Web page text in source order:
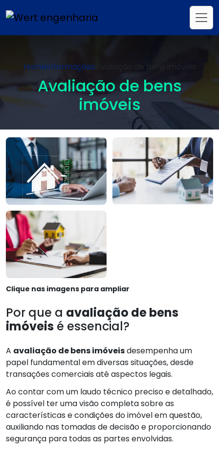
HomeInformações
Avaliação de bens
imóveis
Clique nas imagens para ampliar
Por que a avaliação de bens
imóveis é essencial?
A avaliação de bens imóveisdesempenha um
papel fundamental em diversas situações, desde
transações comerciais até aspectos legais.
Ao contar com um laudo técnico preciso e detalhado,
é possível ter uma visão completa sobre as
características e condições do imóvel em questão,
auxiliando nas tomadas de decisão e proporcionando
segurança para todas as partes envolvidas.